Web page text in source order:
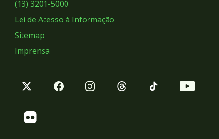
(13) 3201-5000
Lei de Acesso à Informação
Sitemap
Imprensa